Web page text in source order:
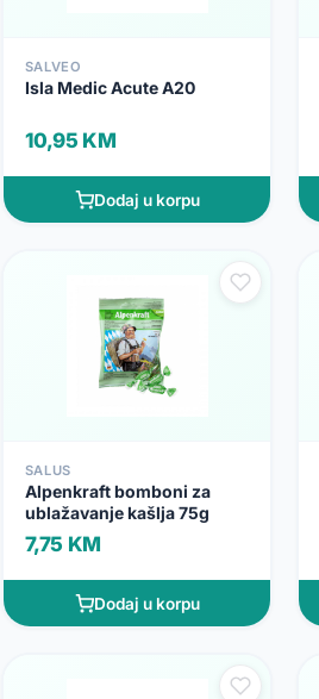
SALVEO
Isla Medic Acute A20
10,95 KM
Dodaj u korpu
SALUS
Alpenkraft bomboni za
ublažavanje kašlja 75g
7,75 KM
Dodaj u korpu